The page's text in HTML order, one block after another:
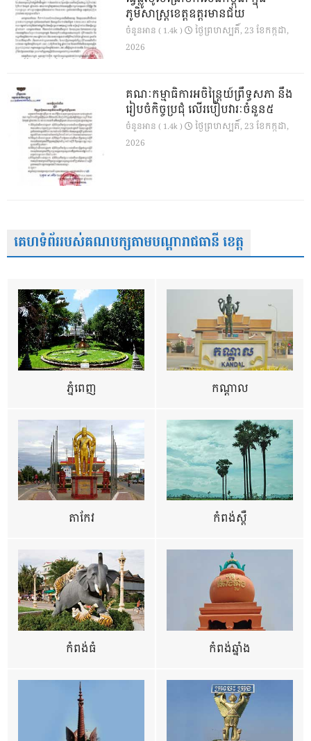
ភូមិសាស្ត្រខេត្តឧត្តរមានជ័យ
ចំនួនអាន ( 1.4k )
ថ្ងៃ​ព្រហស្បតិ៍, 23 ខែ​កក្កដា,
2026
គណៈកម្មាធិការអចិន្ត្រៃយ៍ព្រឹទ្ធសភា នឹង
រៀបចំកិច្ចប្រជុំ លើរបៀបវារៈចំនួន៥
ចំនួនអាន ( 1.4k )
ថ្ងៃ​ព្រហស្បតិ៍, 23 ខែ​កក្កដា,
2026
គេហទំព័ររបស់គណបក្សតាមបណ្តារាជធានី ខេត្ត
ភ្នំពេញ កណ្តាល
តាកែវ កំពង់ស្ពឺ
កំពង់ធំ កំពង់ឆ្នាំង